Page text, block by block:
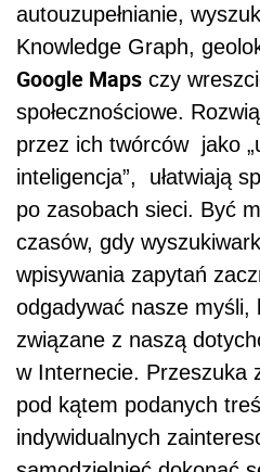
autouzupełnianie,
Knowledge Graph,
Google Maps czy
społecznościowe.
przez ich twórców jako
inteligencja”, ułatwiają
po zasobach sieci. Być
czasów, gdy
wpisywania zapytań
odgadywać nasze myśli,
związane z naszą
w Internecie. Przeszuka
pod kątem podanych
indywidualnych